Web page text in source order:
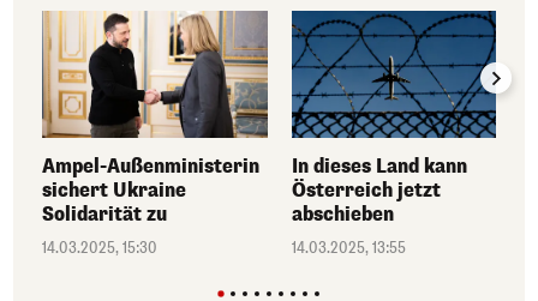
Ampel-Außenministerin
sichert Ukraine
Solidarität zu
14.03.2025, 15:30
In dieses Land kann
Österreich jetzt
abschieben
14.03.2025, 13:55